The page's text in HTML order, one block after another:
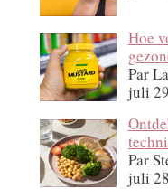
Hoe
Par
juli
Par
juli